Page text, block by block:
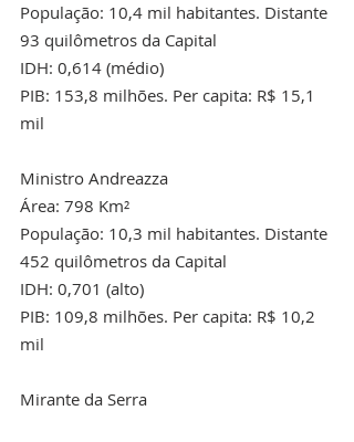
População: 10,4 mil habitantes. Distante
93 quilômetros da Capital
IDH: 0,614 (médio)
PIB: 153,8 milhões. Per capita: R$ 15,1
mil
Ministro Andreazza
Área: 798 Km²
População: 10,3 mil habitantes. Distante
452 quilômetros da Capital
IDH: 0,701 (alto)
PIB: 109,8 milhões. Per capita: R$ 10,2
mil
Mirante da Serra